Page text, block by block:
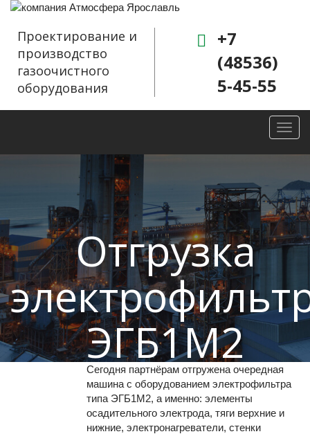
Проектирование и
производство
газоочистного
оборудования
+7
(48536)
5-45-55
Отгрузка
ЭГБ1М2
продолжается
Новости >Отгрузка электрофильтра
Сегодня партнёрам отгружена очередная
машина с оборудованием электрофильтра
типа ЭГБ1М2, а именно: элементы
осадительного электрода, тяги верхние и
нижние, электронагреватели, стенки